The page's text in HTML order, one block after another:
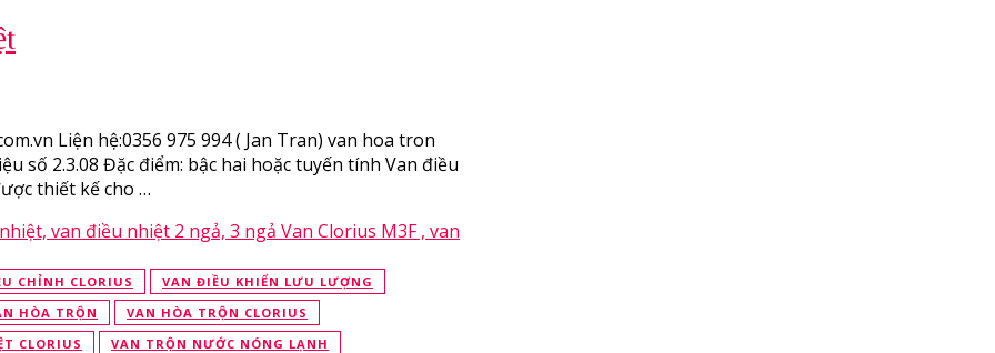
Liện hệ:0356 975 994 ( Jan Tran) van hoa tron
số 2.3.08 Đặc điểm: bậc hai hoặc tuyến tính Van điều
thiết kế cho …
CHỈNH CLORIUS
VAN ĐIỀU KHIỂN LƯU LƯỢNG
HÒA TRỘN
VAN HÒA TRỘN CLORIUS
CLORIUS
VAN TRỘN NƯỚC NÓNG LẠNH